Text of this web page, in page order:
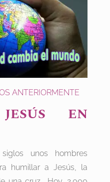
ANTERIORMENTE
EN
unos hombres
humillar a Jesús, la